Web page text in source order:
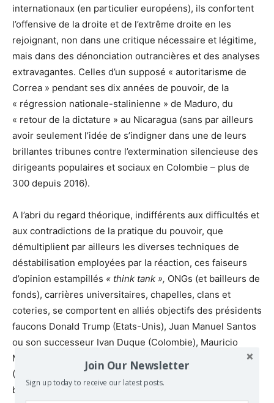
internationaux (en particulier européens), ils confortent
l’offensive de la droite et de l’extrême droite en les
rejoignant, non dans une critique nécessaire et légitime,
mais dans des dénonciation outrancières et des analyses
extravagantes. Celles d’un supposé « autoritarisme de
Correa » pendant ses dix années de pouvoir, de la
« régression nationale-stalinienne » de Maduro, du
« retour de la dictature » au Nicaragua (sans par ailleurs
avoir seulement l’idée de s’indigner dans une de leurs
brillantes tribunes contre l’extermination silencieuse des
dirigeants populaires et sociaux en Colombie – plus de
300 depuis 2016).
A l’abri du regard théorique, indifférents aux difficultés et
aux contradictions de la pratique du pouvoir, que
démultiplient par ailleurs les diverses techniques de
déstabilisation employées par la réaction, ces faiseurs
d’opinion estampillés « think tank », ONGs (et bailleurs de
fonds), carrières universitaires, chapelles, clans et
coteries, se comportent en alliés objectifs des présidents
faucons Donald Trump (Etats-Unis), Juan Manuel Santos
ou son successeur Ivan Duque (Colombie), Mauricio
Macri (Argentine), de l’Organisation des Etats américains
(OEA), des médias dominants (qui se pourlèchent les
babines à chacun de leurs communiqués), quand bien
Join Our Newsletter
Sign up today to receive our latest posts.